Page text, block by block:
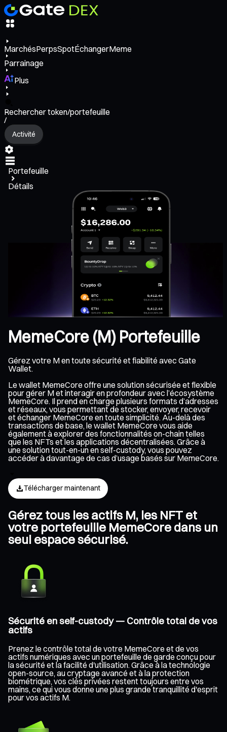
MarchésPerpsSpotÉchangerMeme
Parrainage
Plus
Rechercher token/portefeuille
/
Activité
Portefeuille
Détails
MemeCore (M) Portefeuille
Gérez votre M en toute sécurité et fiabilité avec Gate
Wallet.
Le wallet MemeCore offre une solution sécurisée et flexible
pour gérer M et interagir en profondeur avec l’écosystème
MemeCore. Il prend en charge plusieurs formats d’adresses
et réseaux, vous permettant de stocker, envoyer, recevoir
et échanger MemeCore en toute simplicité. Au-delà des
transactions de base, le wallet MemeCore vous aide
également à explorer des fonctionnalités on-chain telles
que les NFTs et les applications décentralisées. Grâce à
une solution tout-en-un en self-custody, vous pouvez
accéder à davantage de cas d’usage basés sur MemeCore.
Télécharger maintenant
Gérez tous les actifs M, les NFT et
votre portefeuille MemeCore dans un
seul espace sécurisé.
Sécurité en self-custody — Contrôle total de vos
actifs
Prenez le contrôle total de votre MemeCore et de vos
actifs numériques avec un portefeuille de garde conçu pour
la sécurité et la facilité d'utilisation. Grâce à la technologie
open-source, au cryptage avancé et à la protection
biométrique, vos clés privées restent toujours entre vos
mains, ce qui vous donne une plus grande tranquillité d'esprit
pour vos actifs M.